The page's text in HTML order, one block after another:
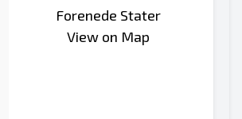
Forenede Stater
View on Map